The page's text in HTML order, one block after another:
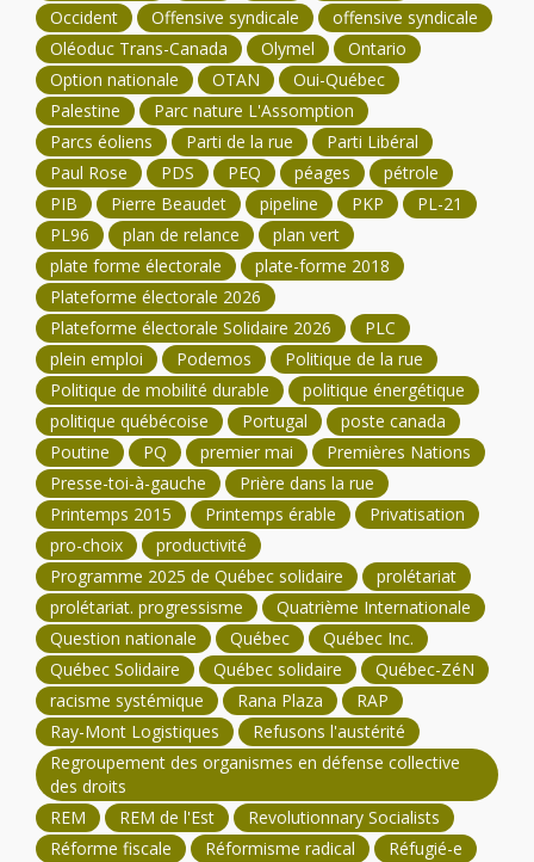
Occident
Offensive syndicale
offensive syndicale
Oléoduc Trans-Canada
Olymel
Ontario
Option nationale
OTAN
Oui-Québec
Palestine
Parc nature L'Assomption
Parcs éoliens
Parti de la rue
Parti Libéral
Paul Rose
PDS PEQ péages
pétrole
PIB
Pierre Beaudet pipeline PKP
PL-21
PL96
plan de relance
plan vert
plate forme électorale
plate-forme 2018
Plateforme électorale 2026
Plateforme électorale Solidaire 2026
PLC
plein emploi
Podemos
Politique de la rue
Politique de mobilité durable
politique énergétique
politique québécoise
Portugal
poste canada
Poutine
PQ premier mai
Premières Nations
Presse-toi-à-gauche
Prière dans la rue
Printemps 2015
Printemps érable
Privatisation
pro-choix
productivité
Programme 2025 de Québec solidaire
prolétariat
prolétariat. progressisme
Quatrième Internationale
Question nationale
Québec
Québec Inc.
Québec Solidaire
Québec solidaire
Québec-ZéN
racisme systémique
Rana Plaza
RAP
Ray-Mont Logistiques
Refusons l'austérité
Regroupement des organismes en défense collective
des droits
REM
REM de l'Est
Revolutionnary Socialists
Réforme fiscale
Réformisme radical
Réfugié-e